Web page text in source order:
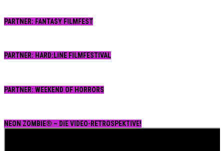
PARTNER: FANTASY FILMFEST
PARTNER: HARD:LINE FILMFESTIVAL
PARTNER: WEEKEND OF HORRORS
NEON ZOMBIE® – DIE VIDEO-RETROSPEKTIVE!